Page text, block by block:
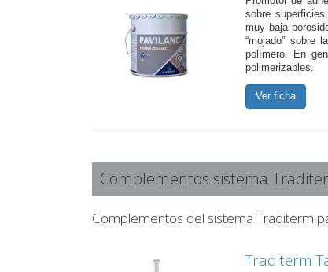
sobre
muy baja
“mojado” sobre
polímero. En
polimerizables.
Ver ficha
Complementos sistema
Complementos del sistema Traditerm
Traditerm